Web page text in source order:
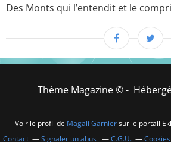
Des Monts qui l’entendit et le
Thème Magazine © -
Voir le profil de Magali Garniersur le portail
Contact
Signaler un abus C.G.U.